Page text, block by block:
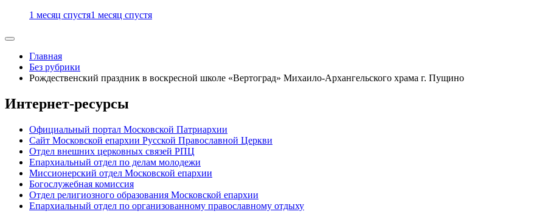
1 месяц спустя1 месяц спустя
Главная
Без рубрики
Рождественский праздник в воскресной школе «Вертоград» Михаило-Архангельского храма г. Пущино
Интернет-ресурсы
Официальный портал Московской Патриархии
Сайт Московской епархии Русской Православной Церкви
Отдел внешних церковных связей РПЦ
Епархиальный отдел по делам молодежи
Миссионерский отдел Московской епархии
Богослужебная комиссия
Отдел религиозного образования Московской епархии
Епархиальный отдел по организованному православному отдыху